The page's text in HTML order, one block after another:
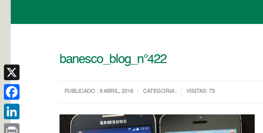
banesco_blog_n°422
PUBLICADO : 9 ABRIL, 2016 CATEGORIA : VISITAS: 73
X
Facebook
LinkedIn